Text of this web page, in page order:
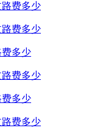
费多少
费多少
费多少
费多少
多少
费多少